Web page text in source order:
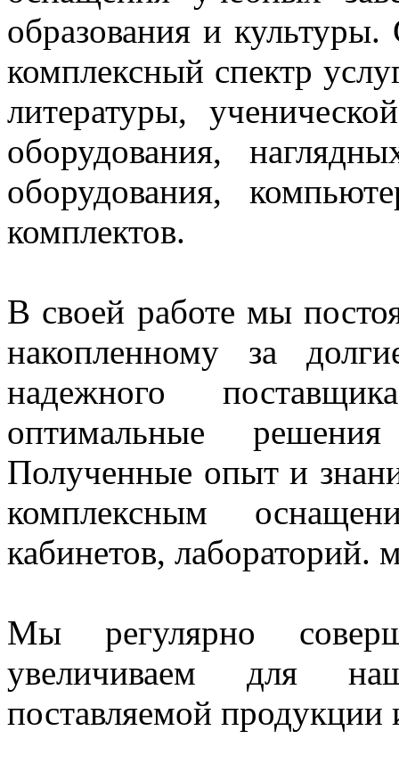
образования и
комплексный спектр
литературы,
оборудования,
оборудования,
комплектов.
В своей работе мы
накопленному за
надежного
оптимальные
Полученные опыт и
комплексным
кабинетов, лабораторий.
Мы регулярно
увеличиваем для
поставляемой продукции